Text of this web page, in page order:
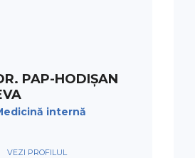
PAP-HODIȘAN
internă
VEZI PROFILUL